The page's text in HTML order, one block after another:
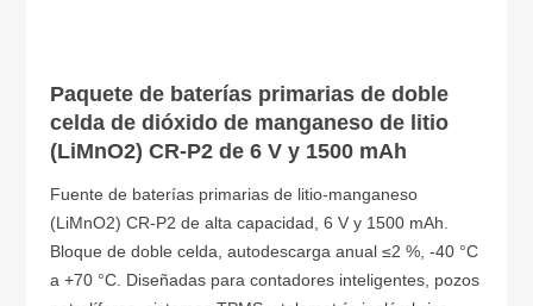
Paquete de baterías primarias de doble
celda de dióxido de manganeso de litio
(LiMnO2) CR-P2 de 6 V y 1500 mAh
Fuente de baterías primarias de litio-manganeso
(LiMnO2) CR-P2 de alta capacidad, 6 V y 1500 mAh.
Bloque de doble celda, autodescarga anual ≤2 %, -40 °C
a +70 °C. Diseñadas para contadores inteligentes, pozos